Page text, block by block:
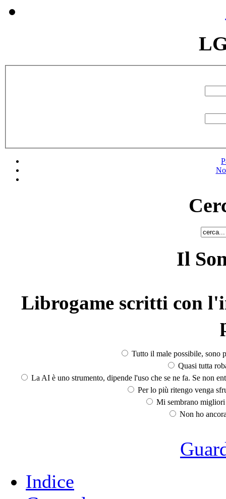
Il
Librogame scritti con
Tutto il male possibile, sono
Quasi tutta
La AI è uno strumento, dipende l'uso che se ne fa. Se non
Per lo più ritengo venga
Mi sembrano
Non ho
Indice